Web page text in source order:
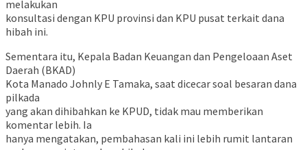
melakukan
konsultasi dengan KPU provinsi dan KPU pusat terkait dana
hibah ini.
Sementara itu, Kepala Badan Keuangan dan Pengeloaan Aset
Daerah (BKAD)
Kota Manado Johnly E Tamaka, saat dicecar soal besaran dana
pilkada
yang akan dihibahkan ke KPUD, tidak mau memberikan
komentar lebih. Ia
hanya mengatakan, pembahasan kali ini lebih rumit lantaran